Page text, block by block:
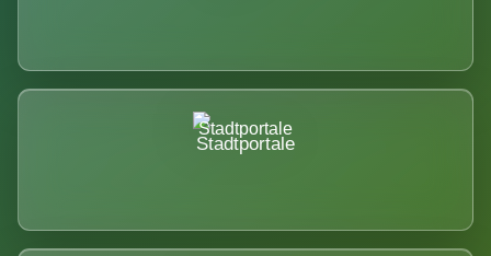
Stadtportale